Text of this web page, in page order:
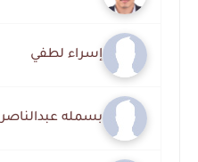
إسراء لطفي
بسمله عبدالناصر